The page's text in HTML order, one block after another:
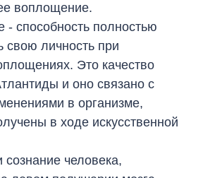
воплощение.
- способность полностью
свою личность при
Это качество
и оно связано с
в организме,
в ходе искусственной
человека,